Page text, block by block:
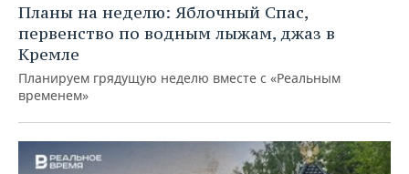
Планы на неделю: Яблочный Спас,
первенство по водным лыжам, джаз в
Кремле
Планируем грядущую неделю вместе с «Реальным
временем»